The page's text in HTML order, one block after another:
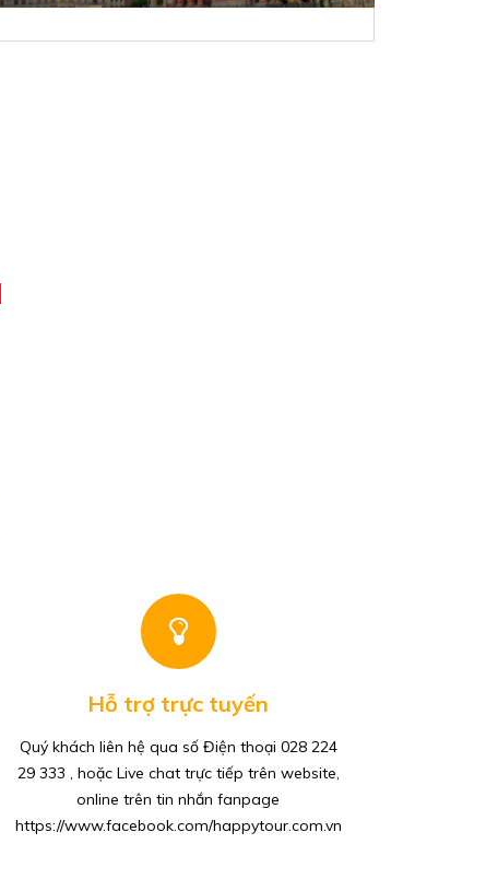
Hỗ trợ trực tuyến
Quý khách liên hệ qua số Điện thoại 028 224
29 333 , hoặc Live chat trực tiếp trên website,
online trên tin nhắn fanpage
https://www.facebook.com/happytour.com.vn